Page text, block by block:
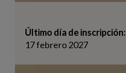
Último día de inscripción:
17 febrero 2027